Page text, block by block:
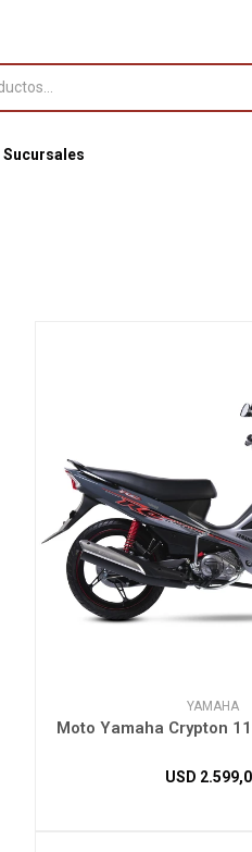
Sucursales
YAMAHA
Moto Yamaha Crypton
USD